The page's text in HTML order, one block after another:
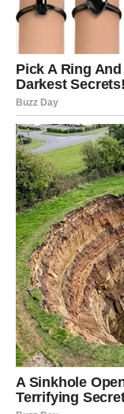
Škorpijama petak
situacija postaje
dugoročan značaj.
Na ljubavnom
rešava stare
Strelac
Strelčevima ovaj
Putovanje,
mogli bi otvoriti
Na emotivnom
Strelčevi imaju
njihove poglede